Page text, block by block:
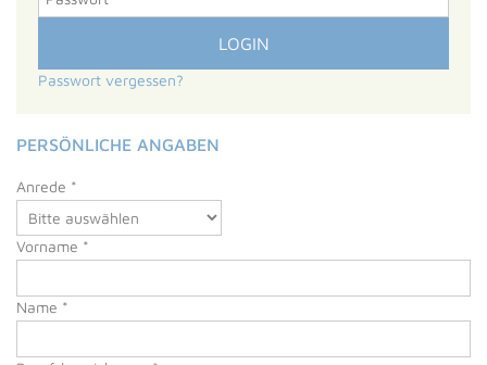
Passwort vergessen?
PERSÖNLICHE ANGABEN
Anrede *
Vorname *
Name *